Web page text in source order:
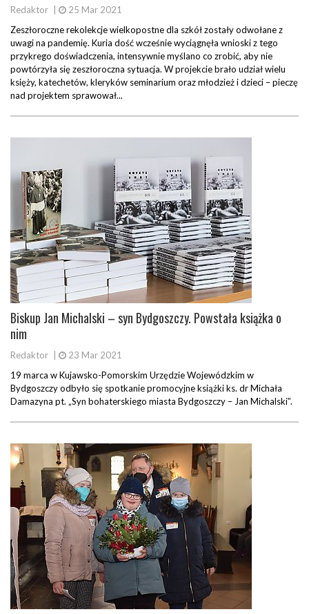
Redaktor
25 Mar 2021
Zeszłoroczne rekolekcje wielkopostne dla szkół zostały odwołane z
uwagi na pandemię. Kuria dość wcześnie wyciągnęła wnioski z tego
przykrego doświadczenia, intensywnie myślano co zrobić, aby nie
powtórzyła się zeszłoroczna sytuacja. W projekcie brało udział wielu
księży, katechetów, kleryków seminarium oraz młodzież i dzieci – pieczę
nad projektem sprawował...
Biskup Jan Michalski – syn Bydgoszczy. Powstała książka o
nim
Redaktor
23 Mar 2021
19 marca w Kujawsko-Pomorskim Urzędzie Wojewódzkim w
Bydgoszczy odbyło się spotkanie promocyjne książki ks. dr Michała
Damazyna pt. „Syn bohaterskiego miasta Bydgoszczy – Jan Michalski”.